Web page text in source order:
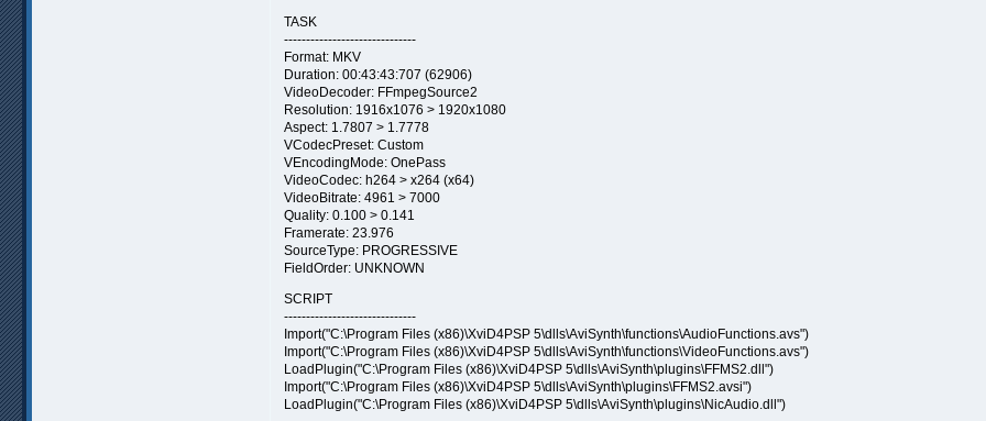
TASK
------------------------------
Format: MKV
Duration: 00:43:43:707 (62906)
VideoDecoder: FFmpegSource2
Resolution: 1916x1076 > 1920x1080
Aspect: 1.7807 > 1.7778
VCodecPreset: Custom
VEncodingMode: OnePass
VideoCodec: h264 > x264 (x64)
VideoBitrate: 4961 > 7000
Quality: 0.100 > 0.141
Framerate: 23.976
SourceType: PROGRESSIVE
FieldOrder: UNKNOWN
SCRIPT
------------------------------
Import("C:\Program Files (x86)\XviD4PSP 5\dlls\AviSynth\functions\AudioFunctions.avs")
Import("C:\Program Files (x86)\XviD4PSP 5\dlls\AviSynth\functions\VideoFunctions.avs")
LoadPlugin("C:\Program Files (x86)\XviD4PSP 5\dlls\AviSynth\plugins\FFMS2.dll")
Import("C:\Program Files (x86)\XviD4PSP 5\dlls\AviSynth\plugins\FFMS2.avsi")
LoadPlugin("C:\Program Files (x86)\XviD4PSP 5\dlls\AviSynth\plugins\NicAudio.dll")